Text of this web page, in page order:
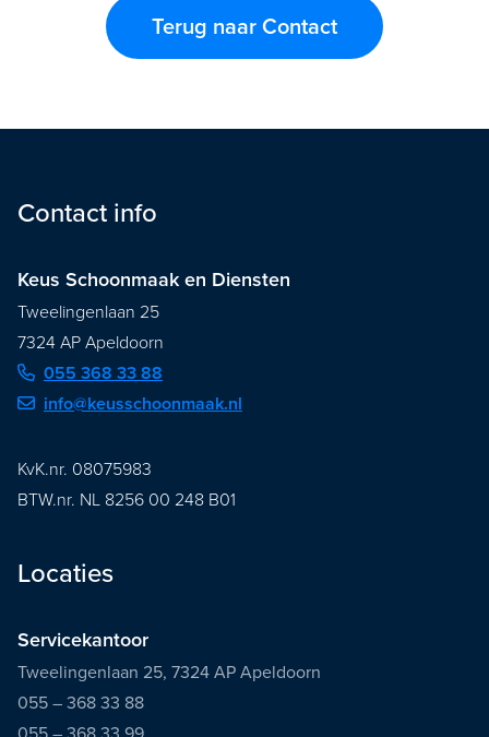
Terug naar Contact
Contact info
Keus Schoonmaak en Diensten
Tweelingenlaan 25
7324 AP Apeldoorn
055 368 33 88
info@keusschoonmaak.nl
KvK.nr. 08075983
BTW.nr. NL 8256 00 248 B01
Locaties
Servicekantoor
Tweelingenlaan 25, 7324 AP Apeldoorn
055 – 368 33 88